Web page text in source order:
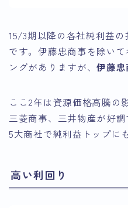
15/3期以降の各社純利益
です。伊藤忠商事を除い
ングがありますが、伊藤忠
ここ2年は資源価格高騰の
三菱商事、三井物産が好
5大商社で純利益トップに
高い利回り